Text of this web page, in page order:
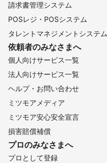
請求書管理システム
POSレジ・POSシステム
タレントマネジメントシステム
依頼者のみなさまへ
個人向けサービス一覧
法人向けサービス一覧
ヘルプ・お問い合わせ
ミツモアメディア
ミツモア安心安全宣言
損害賠償補償
プロのみなさまへ
プロとして登録